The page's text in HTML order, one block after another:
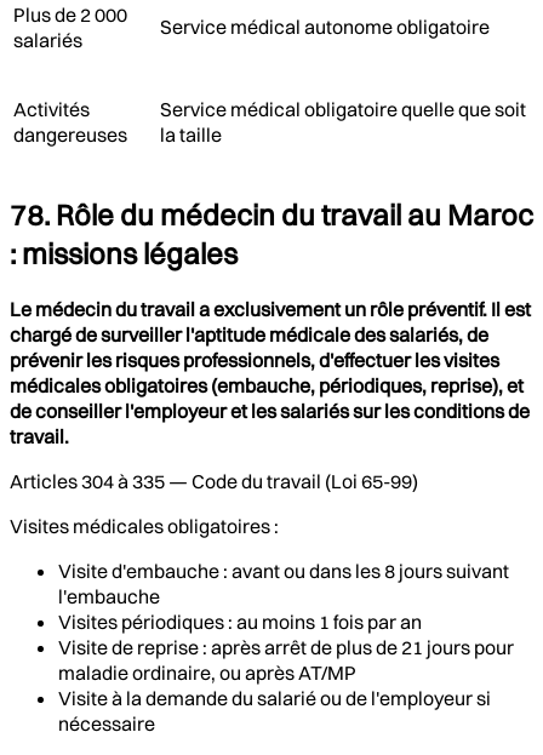
Plus de 2 000
salariés
Service médical autonome obligatoire
Activités
dangereuses
Service médical obligatoire quelle que soit
la taille
78. Rôle du médecin du travail au Maroc
: missions légales
Le médecin du travail a exclusivement un rôle préventif. Il est
chargé de surveiller l'aptitude médicale des salariés, de
prévenir les risques professionnels, d'effectuer les visites
médicales obligatoires (embauche, périodiques, reprise), et
de conseiller l'employeur et les salariés sur les conditions de
travail.
Articles 304 à 335 — Code du travail (Loi 65-99)
Visites médicales obligatoires :
Visite d'embauche : avant ou dans les 8 jours suivant
l'embauche
Visites périodiques : au moins 1 fois par an
Visite de reprise : après arrêt de plus de 21 jours pour
maladie ordinaire, ou après AT/MP
Visite à la demande du salarié ou de l'employeur si
nécessaire